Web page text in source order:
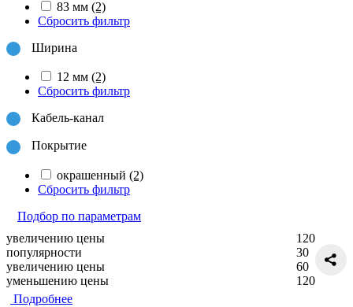
83 мм (2)
Сбросить фильтр
Ширина
12 мм (2)
Сбросить фильтр
Кабель-канал
Покрытие
окрашенный (2)
Сбросить фильтр
Подбор по параметрам
увеличению цены
популярности
увеличению цены
уменьшению цены
120
30
60
120
Подробнее